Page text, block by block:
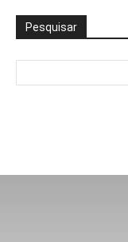
Pesquisar